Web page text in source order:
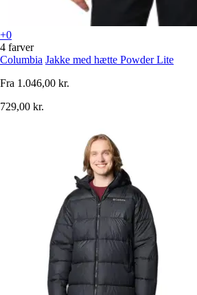
+0
4 farver
Columbia Jakke med hætte Powder Lite
Fra 1.046,00 kr.
729,00 kr.